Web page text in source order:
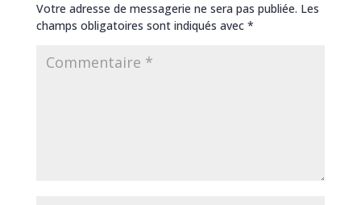
Votre adresse de messagerie ne sera pas publiée. Les
champs obligatoires sont indiqués avec *